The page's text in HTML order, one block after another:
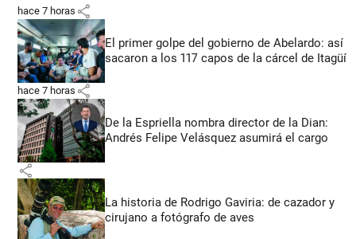
hace 7 horas share
El primer golpe del gobierno de Abelardo: así
sacaron a los 117 capos de la cárcel de Itagüí
hace 7 horas share
De la Espriella nombra director de la Dian:
Andrés Felipe Velásquez asumirá el cargo
share
La historia de Rodrigo Gaviria: de cazador y
cirujano a fotógrafo de aves